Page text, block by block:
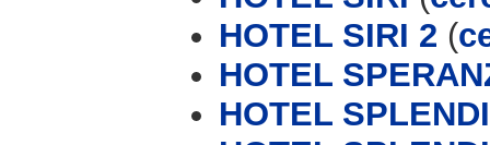
HOTEL SIRI 2 (
HOTEL
HOTEL